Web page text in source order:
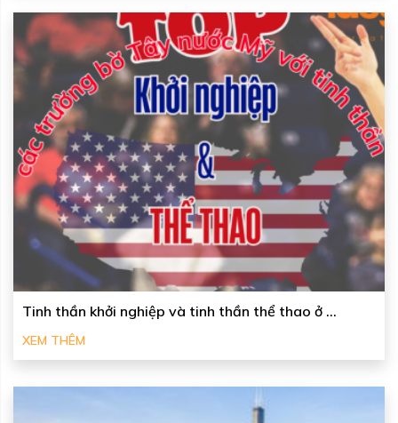
Tinh thần khởi nghiệp và tinh thần thể thao ở ...
XEM THÊM